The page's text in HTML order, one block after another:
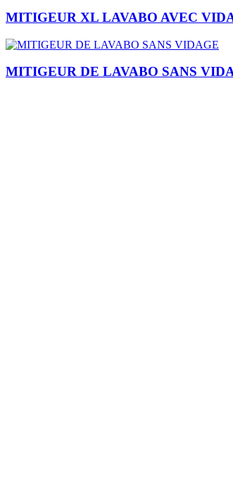
MITIGEUR XL LAVABO AVEC
MITIGEUR DE LAVABO SANS